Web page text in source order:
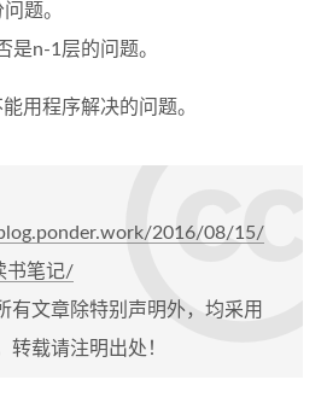
题。
是n-1层的问题。
用程序解决的问题。
2016/08/15/
书笔记/
有文章除特别声明外，均采用
转载请注明出处！